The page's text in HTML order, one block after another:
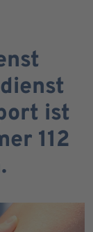
ist
112